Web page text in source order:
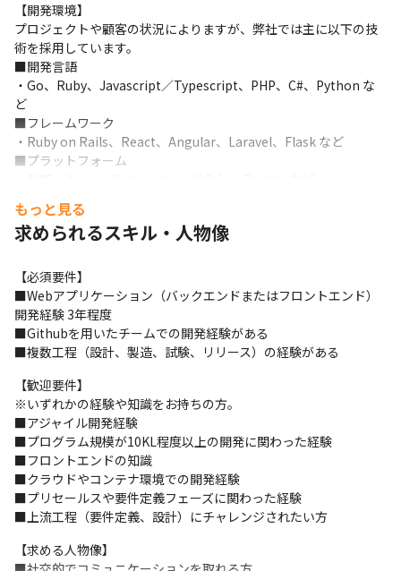
【開発環境】
プロジェクトや顧客の状況によりますが、弊社では主に以下の技
術を採用しています。
■開発言語
・Go、Ruby、Javascript／Typescript、PHP、C#、Python な
ど
■フレームワーク
・Ruby on Rails、React、Angular、Laravel、Flask など
■プラットフォーム
【仕事の魅力】
・バーチャルオフィスやチャットツール利用で密なコミュニケー
ション
・月1回の1on1の実施など丁寧にフォロー
■希望の技術領域や挑戦したい分野をヒアリングし、案件を検討
■アジャイル開発を得意とし、お客様に伴走しながらゴールを目
・経験豊富なエンジニアが技術力や品質について高く評価を受け
る
・大手企業からバイネームでお声掛けされ、大規模プロジェクト
へ参加
・中小企業にはご要望に応えるよう柔軟に対応
■スキルアップ支援が充実
・資格取得報奨金
・書籍購入やセミナー受講の補助を気軽に申請
もっと見る
求められるスキル・人物像
【必須要件】
■Webアプリケーション（バックエンドまたはフロントエンド）
開発経験 3年程度
■Githubを用いたチームでの開発経験がある
■複数工程（設計、製造、試験、リリース）の経験がある
【歓迎要件】
※いずれかの経験や知識をお持ちの方。
■アジャイル開発経験
■プログラム規模が10KL程度以上の開発に関わった経験
■フロントエンドの知識
■クラウドやコンテナ環境での開発経験
■プリセールスや要件定義フェーズに関わった経験
■上流工程（要件定義、設計）にチャレンジされたい方
【求める人物像】